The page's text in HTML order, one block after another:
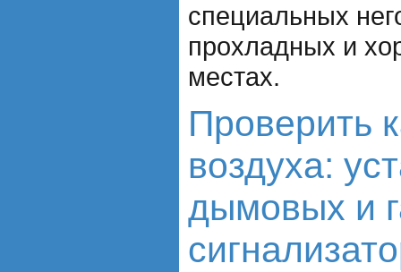
специальных
прохладных и
местах.
Проверить
воздуха:
дымовых и